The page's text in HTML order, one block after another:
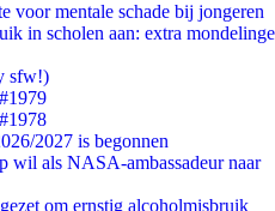
voor mentale schade bij jongeren
in scholen aan: extra mondelinge
sfw!)
2027 is begonnen
wil als NASA-ambassadeur naar
om ernstig alcoholmisbruik